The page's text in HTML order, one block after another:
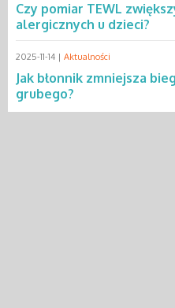
Czy pomiar TEWL
alergicznych u dzieci?
2025-11-14 | Aktualności
Jak błonnik zmniejsza
grubego?